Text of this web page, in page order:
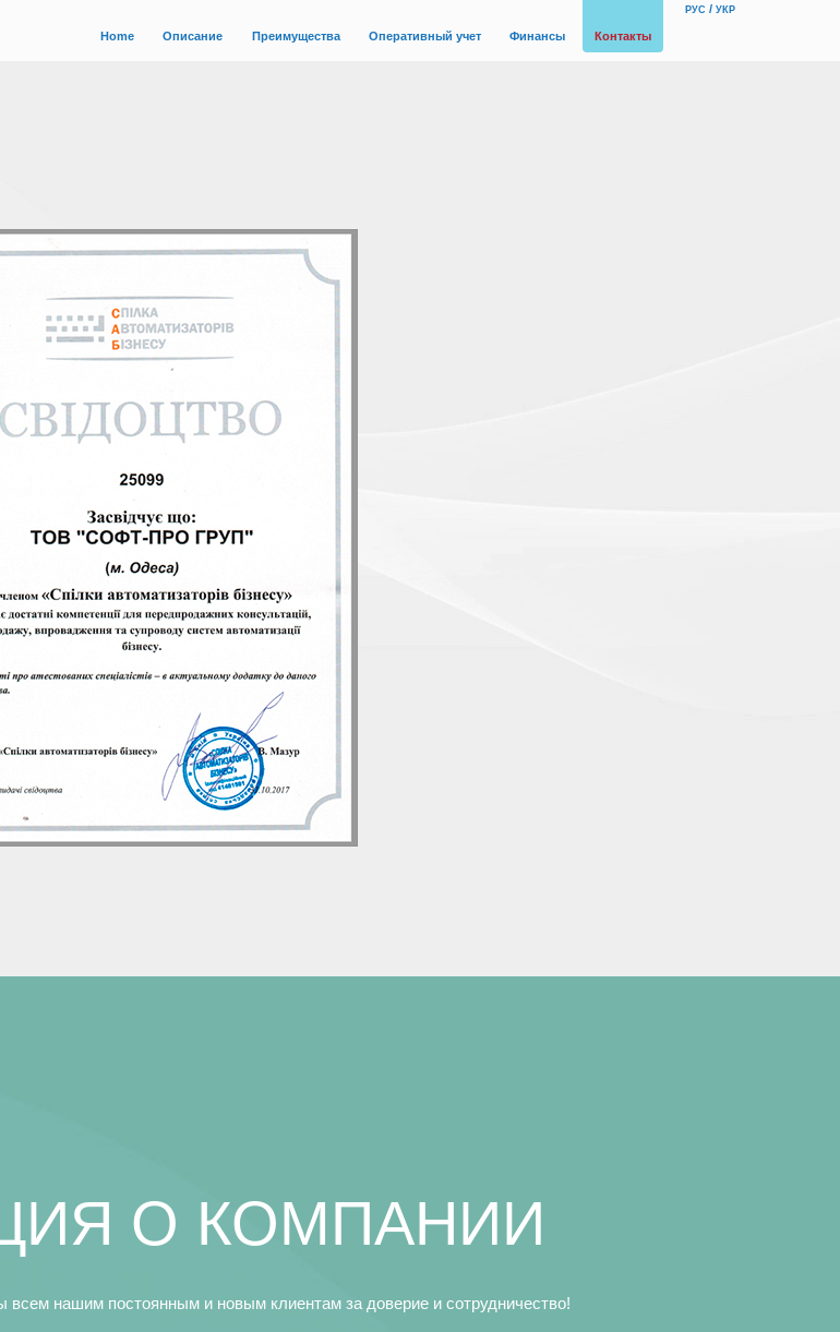
РУС / УКР
Home Описание Преимущества Оперативный учет Финансы Контакты
О КОМПАНИИ
нашим постоянным и новым клиентам за доверие и сотрудничество!